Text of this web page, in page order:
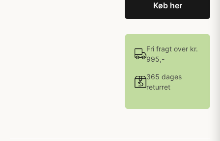
Køb her
Fri fragt over kr.
995,-
365 dages
returret